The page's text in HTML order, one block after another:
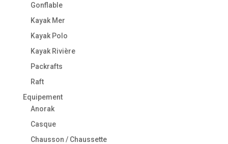
Gonflable
Kayak Mer
Kayak Polo
Kayak Rivière
Packrafts
Raft
Equipement
Anorak
Casque
Chausson / Chaussette